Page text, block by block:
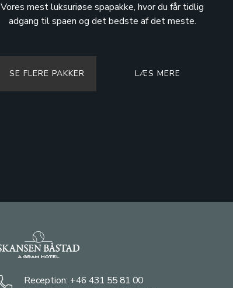
Vores mest luksuriøse spapakke, hvor du får tidlig
adgang til spaen og det bedste af det meste.
SE FLERE PAKKER LÆS MERE
Reception: +46 431 55 81 00